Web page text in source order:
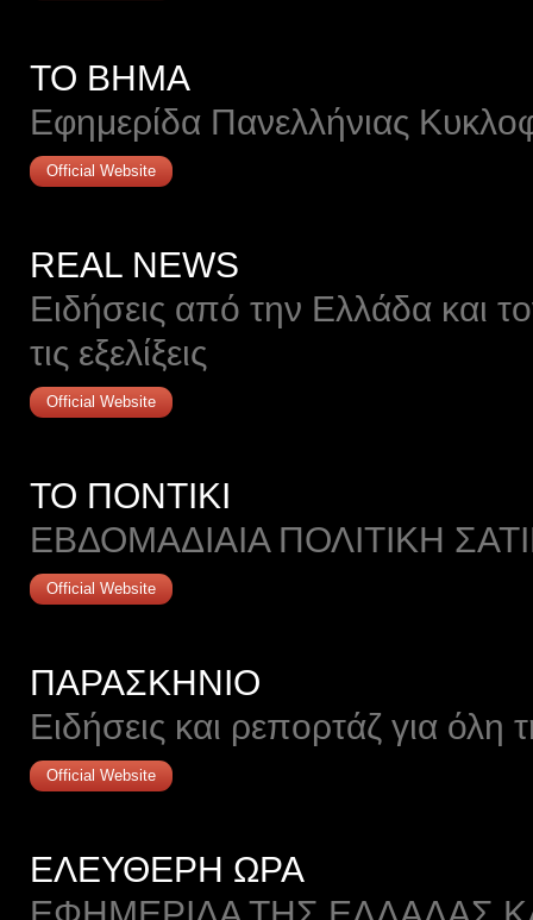
ΤΟ ΒΗΜΑ
Εφημερίδα Πανελλήνιας
Official Website
REAL NEWS
Ειδήσεις από την Ελλάδα και
τις εξελίξεις
Official Website
ΤΟ ΠΟΝΤΙΚΙ
ΕΒΔΟΜΑΔΙΑΙΑ ΠΟΛΙΤΙΚΗ
Official Website
ΠΑΡΑΣΚΗΝΙΟ
Eιδήσεις και ρεπορτάζ για όλη
Official Website
ΕΛΕΥΘΕΡΗ ΩΡΑ